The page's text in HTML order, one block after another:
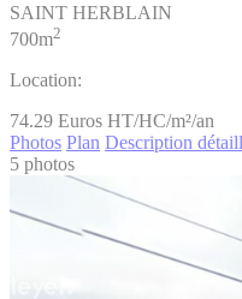
SAINT HERBLAIN
700m2
Location:
74.29 Euros HT/HC/m²/an
Photos Plan Description
5 photos